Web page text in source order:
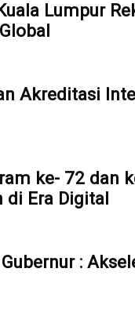
Lumpur
Akreditasi
ke- 72 dan
di Era Digital
: